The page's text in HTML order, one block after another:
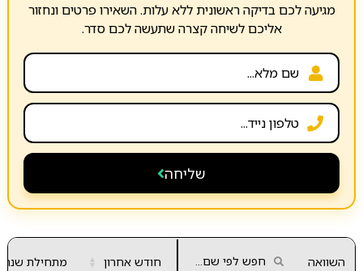
מגיעה לכם בדיקה ראשונית ללא עלות. השאירו פרטים ונחזור
אליכם לשיחה קצרה שתעשה לכם סדר.
שליחה
השוואה חודש אחרון ▲
▼ מתחילת שנה